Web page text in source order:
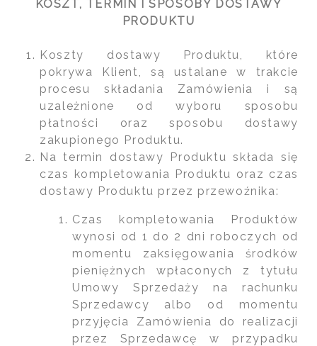
KOSZT, TERMIN I SPOSOBY DOSTAWY
PRODUKTU
Koszty dostawy Produktu, które
pokrywa Klient, są ustalane w trakcie
procesu składania Zamówienia i są
uzależnione od wyboru sposobu
płatności oraz sposobu dostawy
zakupionego Produktu.
Na termin dostawy Produktu składa się
czas kompletowania Produktu oraz czas
dostawy Produktu przez przewoźnika:
Czas kompletowania Produktów
wynosi od 1 do 2 dni roboczych od
momentu zaksięgowania środków
pieniężnych wpłaconych z tytułu
Umowy Sprzedaży na rachunku
Sprzedawcy albo od momentu
przyjęcia Zamówienia do realizacji
przez Sprzedawcę w przypadku